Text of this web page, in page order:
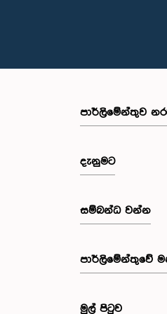
පාර්ලි‌මේන්තුව
දැනුමට
සම්බන්ධ වන්න
පාර්ලි‌මේන්තුවේ
මුල් පිටුව